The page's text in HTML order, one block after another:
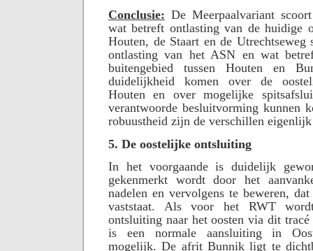
Conclusie: De Meerpaalvariant
wat betreft ontlasting van de huidige
Houten, de Staart en de Utrechtseweg
ontlasting van het ASN en wat
buitengebied tussen Houten en
duidelijkheid komen over de
Houten en over mogelijke
verantwoorde besluitvorming kunnen
robuustheid zijn de verschillen
5. De oostelijke ontsluiting
In het voorgaande is duidelijk
gekenmerkt wordt door het
nadelen en vervolgens te beweren,
vaststaat. Als voor het RWT
ontsluiting naar het oosten via dit
is een normale aansluiting in
mogelijk. De afrit Bunnik ligt te